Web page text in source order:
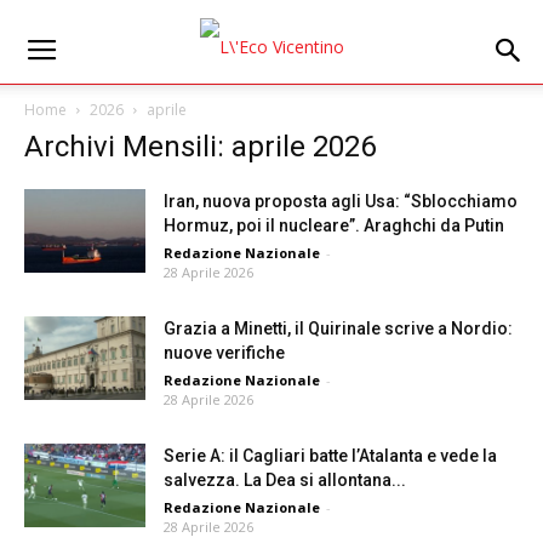
Home 2026 aprile
Archivi Mensili: aprile 2026
Iran, nuova proposta agli Usa: “Sblocchiamo
Hormuz, poi il nucleare”. Araghchi da Putin
Redazione Nazionale -
28 Aprile 2026
Grazia a Minetti, il Quirinale scrive a Nordio:
nuove verifiche
Redazione Nazionale -
28 Aprile 2026
Serie A: il Cagliari batte l’Atalanta e vede la
salvezza. La Dea si allontana...
Redazione Nazionale -
28 Aprile 2026